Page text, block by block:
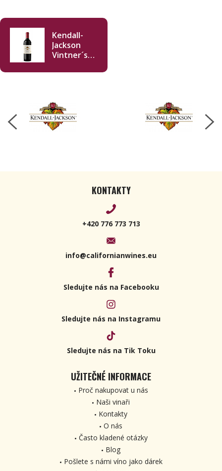
Kendall-
Jackson
Vintner´s
Zinfandel
KONTAKTY
+420 776 773 713
info@californianwines.eu
Sledujte nás na Facebooku
Sledujte nás na Instagramu
Sledujte nás na Tik Toku
UŽITEČNÉ INFORMACE
Proč nakupovat u nás
Naši vinaři
Kontakty
O nás
Často kladené otázky
Blog
Pošlete s námi víno jako dárek